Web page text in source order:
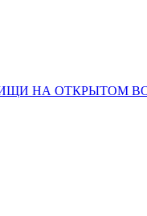
НА ОТКРЫТОМ